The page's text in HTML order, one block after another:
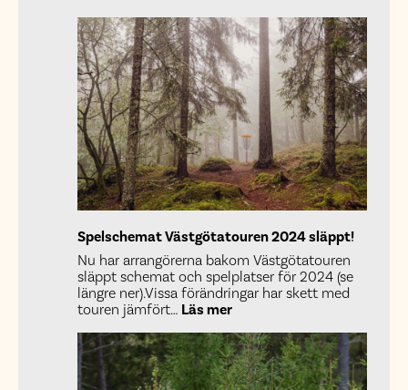
Spelschemat Västgötatouren 2024 släppt!
Nu har arrangörerna bakom Västgötatouren
släppt schemat och spelplatser för 2024 (se
längre ner).Vissa förändringar har skett med
touren jämfört… Läs mer:
Västgötatouren
2024
släppt!